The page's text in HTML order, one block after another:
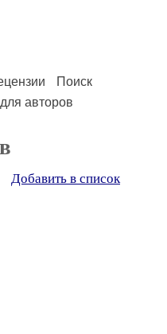
Поиск
авторов
Добавить в список